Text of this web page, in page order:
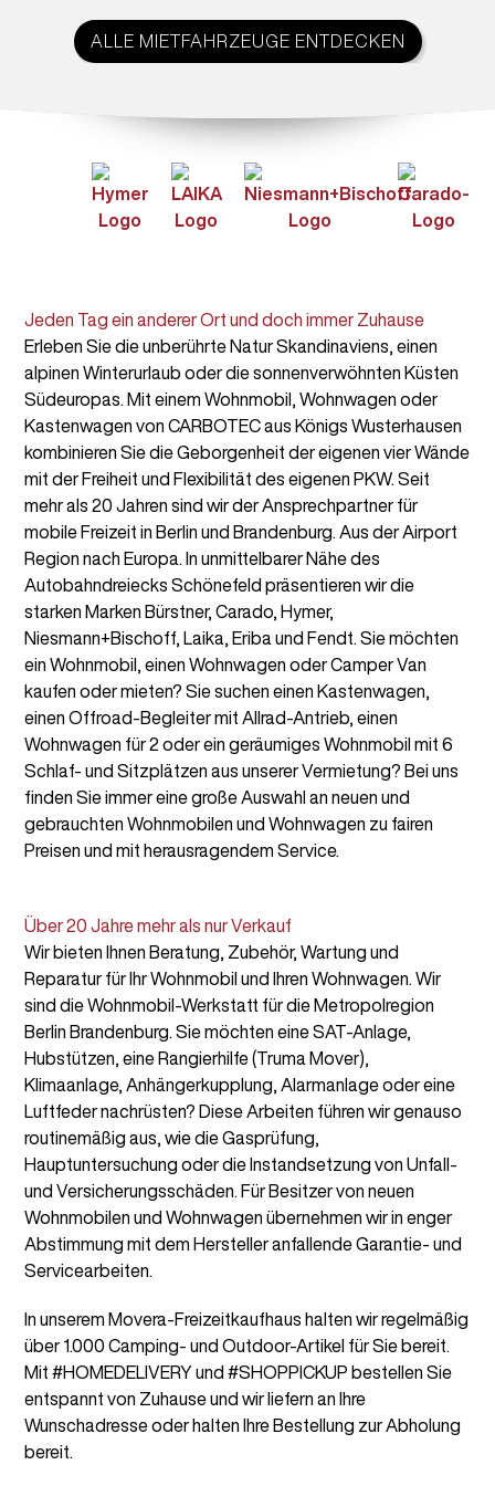
ALLE MIETFAHRZEUGE ENTDECKEN
Jeden Tag ein anderer Ort und doch immer Zuhause
Erleben Sie die unberührte Natur Skandinaviens, einen
alpinen Winterurlaub oder die sonnenverwöhnten Küsten
Südeuropas. Mit einem Wohnmobil, Wohnwagen oder
Kastenwagen von CARBOTEC aus Königs Wusterhausen
kombinieren Sie die Geborgenheit der eigenen vier Wände
mit der Freiheit und Flexibilität des eigenen PKW. Seit
mehr als 20 Jahren sind wir der Ansprechpartner für
mobile Freizeit in Berlin und Brandenburg. Aus der Airport
Region nach Europa. In unmittelbarer Nähe des
Autobahndreiecks Schönefeld präsentieren wir die
starken Marken Bürstner, Carado, Hymer,
Niesmann+Bischoff, Laika, Eriba und Fendt. Sie möchten
ein Wohnmobil, einen Wohnwagen oder Camper Van
kaufen oder mieten? Sie suchen einen Kastenwagen,
einen Offroad-Begleiter mit Allrad-Antrieb, einen
Wohnwagen für 2 oder ein geräumiges Wohnmobil mit 6
Schlaf- und Sitzplätzen aus unserer Vermietung? Bei uns
finden Sie immer eine große Auswahl an neuen und
gebrauchten Wohnmobilen und Wohnwagen zu fairen
Preisen und mit herausragendem Service.
Über 20 Jahre mehr als nur Verkauf
Wir bieten Ihnen Beratung, Zubehör, Wartung und
Reparatur für Ihr Wohnmobil und Ihren Wohnwagen. Wir
sind die Wohnmobil-Werkstatt für die Metropolregion
Berlin Brandenburg. Sie möchten eine SAT-Anlage,
Hubstützen, eine Rangierhilfe (Truma Mover),
Klimaanlage, Anhängerkupplung, Alarmanlage oder eine
Luftfeder nachrüsten? Diese Arbeiten führen wir genauso
routinemäßig aus, wie die Gasprüfung,
Hauptuntersuchung oder die Instandsetzung von Unfall-
und Versicherungsschäden. Für Besitzer von neuen
Wohnmobilen und Wohnwagen übernehmen wir in enger
Abstimmung mit dem Hersteller anfallende Garantie- und
Servicearbeiten.
In unserem Movera-Freizeitkaufhaus halten wir regelmäßig
über 1.000 Camping- und Outdoor-Artikel für Sie bereit.
Mit #HOMEDELIVERY und #SHOPPICKUP bestellen Sie
entspannt von Zuhause und wir liefern an Ihre
Wunschadresse oder halten Ihre Bestellung zur Abholung
bereit.